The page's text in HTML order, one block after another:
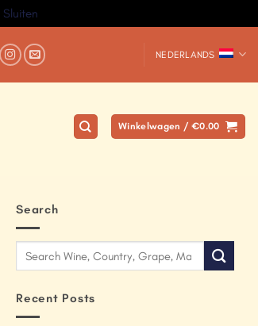
Sluiten
NEDERLANDS
Winkelwagen / €0.00
Search
Recent Posts